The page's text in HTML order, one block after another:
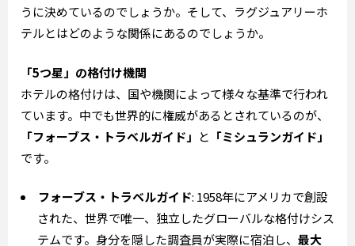
うに決めているのでしょうか。そして、ラグジュアリーホ
テルとはどのような関係にあるのでしょうか。
「5つ星」の格付け機関
ホテルの格付けは、国や機関によって様々な基準で行われ
ています。中でも世界的に権威があるとされているのが、
「フォーブス・トラベルガイド」 と 「ミシュランガイド」
です。
フォーブス・トラベルガイド: 1958年にアメリカで創設
された、世界で唯一、独立したグローバルな格付けシス
テムです。身分を隠した調査員が実際に宿泊し、 最大